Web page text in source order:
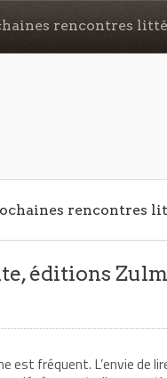
rencontres
rencontres
éditions
est fréquent. L’envie de